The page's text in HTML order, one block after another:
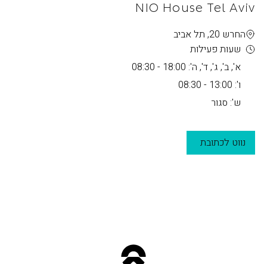
NIO House Tel Aviv
החרש 20, תל אביב
שעות פעילות
א', ב', ג', ד', ה': 18:00 - 08:30
ו': 13:00 - 08:30
ש': סגור
נווט לכתובת